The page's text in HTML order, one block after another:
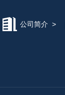
公司简介 >